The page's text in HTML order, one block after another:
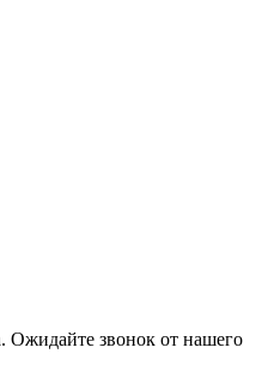
Ожидайте звонок от нашего